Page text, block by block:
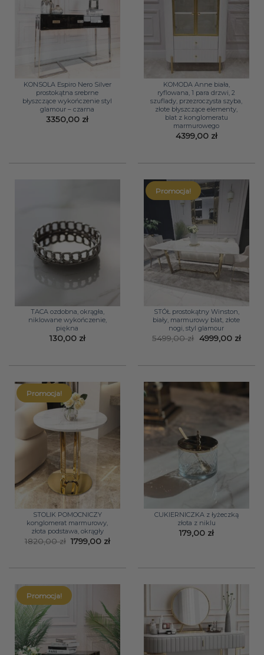
KONSOLA Espiro Nero Silver
prostokątna srebrne
błyszczące wykończenie styl
glamour – czarna
3350,00 zł
KOMODA Anne biała,
ryflowana, 1 para drzwi, 2
szuflady, przezroczysta szyba,
złote błyszczące elementy,
blat z konglomeratu
marmurowego
4399,00 zł
TACA ozdobna, okrągła,
niklowane wykończenie,
piękna
130,00 zł
Promocja!
STÓŁ prostokątny Winston,
biały, marmurowy blat, złote
nogi, styl glamour
5499,00zł Pierwotna
4999,00 zł
Promocja!
STOLIK POMOCNICZY
konglomerat marmurowy,
złota podstawa, okrągły
1820,00zł Pierwotna
cena
1799,00 złAktualna
CUKIERNICZKA z łyżeczką
złota z niklu
179,00 zł
Promocja!